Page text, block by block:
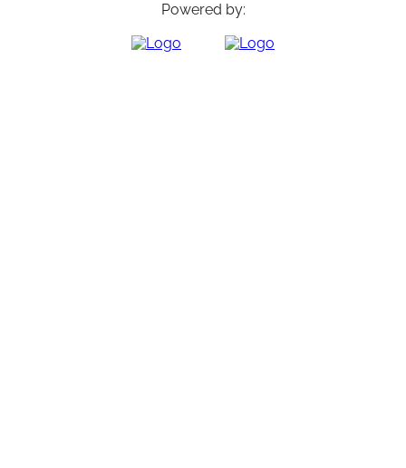
Powered by: